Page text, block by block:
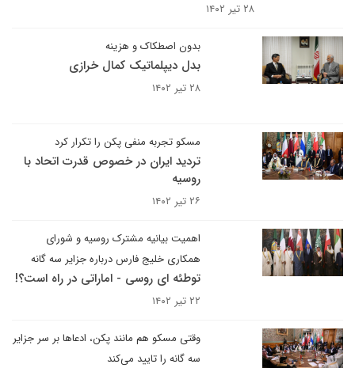
۲۸ تیر ۱۴۰۲
بدون اصطکاک و هزینه
بدل دیپلماتیک کمال خرازی
۲۸ تیر ۱۴۰۲
مسکو تجربه منفی پکن را تکرار کرد
تردید ایران در خصوص قدرت اتحاد با
روسیه
۲۶ تیر ۱۴۰۲
اهمیت بیانیه مشترک روسیه و شورای
همکاری خلیج فارس درباره جزایر سه گانه
توطئه ای روسی - اماراتی در راه است؟!
۲۲ تیر ۱۴۰۲
وقتی مسکو هم مانند پکن، ادعاها بر سر جزایر
سه گانه را تایید می‌کند